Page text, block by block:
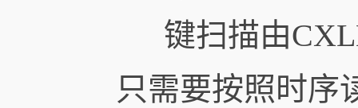
键扫描由
只需要按照时序